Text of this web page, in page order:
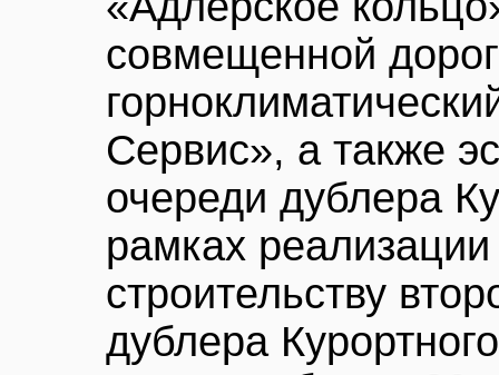
совмещенной
Сервис», а также
очереди дублера
рамках
строительству
дублера